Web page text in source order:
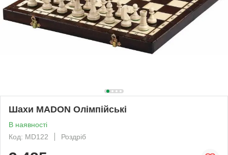
Шахи MADON Олімпійські
В наявності
Код: MD122
Роздріб